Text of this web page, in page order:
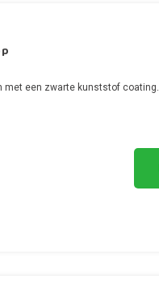
met een zwarte kunststof coating.